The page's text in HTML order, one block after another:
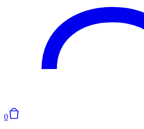
0